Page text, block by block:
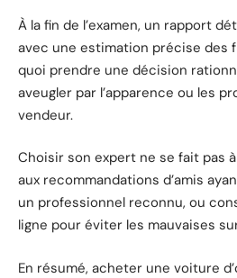
À la fin de l’examen, un rapport
avec une estimation précise des
quoi prendre une décision
aveugler par l’apparence ou les
vendeur.
Choisir son expert ne se fait pas
aux recommandations d’amis
un professionnel reconnu, ou
ligne pour éviter les mauvaises
En résumé, acheter une voiture